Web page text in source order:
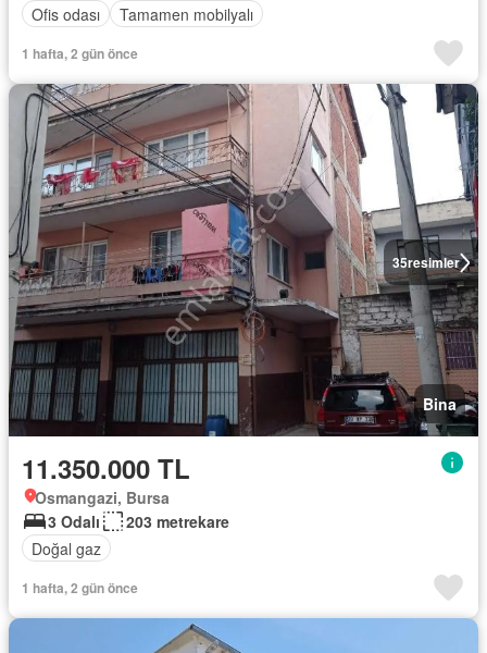
Ofis odası
Tamamen mobilyalı
1 hafta, 2 gün önce
35resimler
Bina
11.350.000 TL
Osmangazi, Bursa
3 Odalı
203 metrekare
Doğal gaz
1 hafta, 2 gün önce